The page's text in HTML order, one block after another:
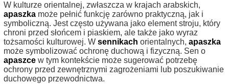
W kulturze orientalnej, zwłaszcza w krajach arabskich,
apaszka może pełnić funkcję zarówno praktyczną, jak i
symboliczną. Jest często używana jako element stroju, który
chroni przed słońcem i piaskiem, ale także jako wyraz
tożsamości kulturowej. W sennikach orientalnych, apaszka
może symbolizować ochronę duchową i fizyczną. Sen o
apaszce w tym kontekście może sugerować potrzebę
ochrony przed zewnętrznymi zagrożeniami lub poszukiwanie
duchowego przewodnictwa.